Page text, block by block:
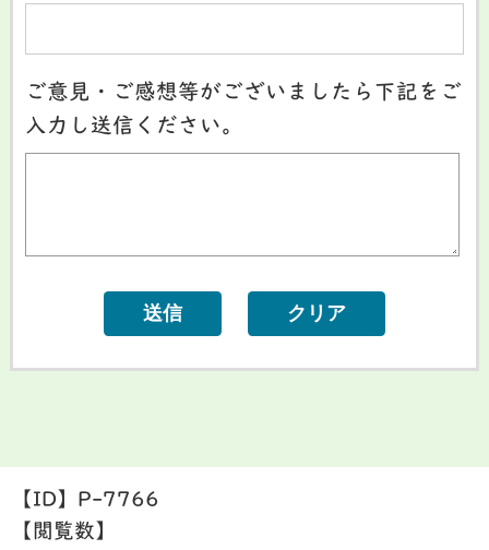
ご意見・ご感想等がございましたら下記をご
入力し送信ください。
【ID】 P-7766
【閲覧数】